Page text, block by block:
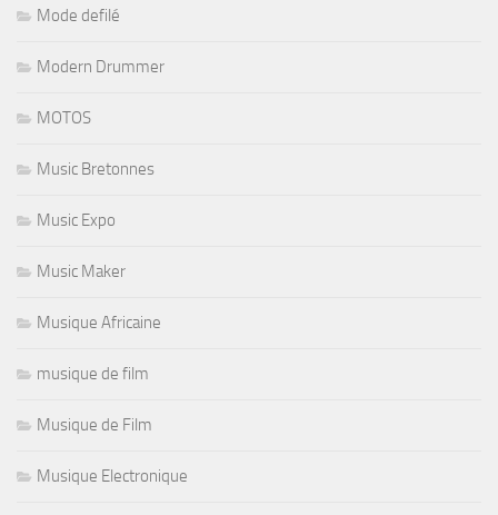
Mode defilé
Modern Drummer
MOTOS
Music Bretonnes
Music Expo
Music Maker
Musique Africaine
musique de film
Musique de Film
Musique Electronique